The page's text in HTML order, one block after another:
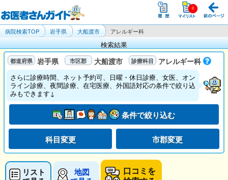
病院検索TOP 岩手県 大船渡市 アレルギー科
検索結果
岩手県 大船渡市 アレルギー科
さらに診療時間、ネット予約可、日曜・休日診療、女医、オン
ライン診療、夜間診療、在宅医療、外国語対応の条件で絞り込
みもできます↓
条件で絞り込む
科目変更 市郡変更
リスト
地図
口コミを